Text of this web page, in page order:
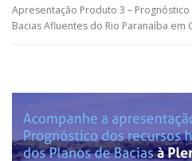
Apresentação Produto 3 –
Bacias Afluentes do Rio Paranaíba em